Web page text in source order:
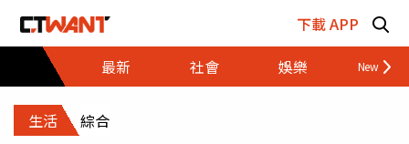
下載 APP
最新
社會 娛樂 財經
生活 綜合